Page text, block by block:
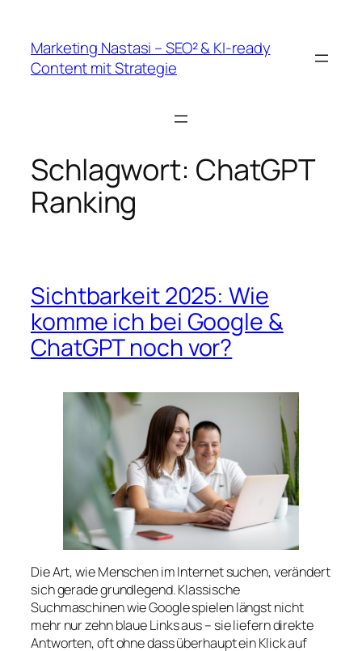
springen
Marketing Nastasi – SEO² & KI-ready
Content mit Strategie
Schlagwort: ChatGPT
Ranking
Sichtbarkeit 2025: Wie
komme ich bei Google &
ChatGPT noch vor?
Die Art, wie Menschen im Internet suchen, verändert
sich gerade grundlegend. Klassische
Suchmaschinen wie Google spielen längst nicht
mehr nur zehn blaue Links aus – sie liefern direkte
Antworten, oft ohne dass überhaupt ein Klick auf